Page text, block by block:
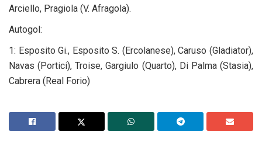
Arciello, Pragiola (V. Afragola).
Autogol:
1: Esposito Gi., Esposito S. (Ercolanese), Caruso (Gladiator),
Navas (Portici), Troise, Gargiulo (Quarto), Di Palma (Stasia),
Cabrera (Real Forio)